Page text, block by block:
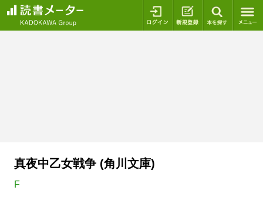
ログイン 新規登録
真夜中乙女戦争 (角川文庫)
F